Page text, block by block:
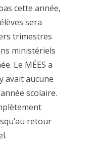
cette année,
sera
trimestres
ministériels
Le MÉES a
avait aucune
scolaire.
retour